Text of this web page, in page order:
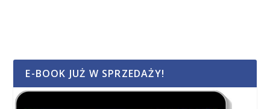
E-BOOK JUŻ W SPRZEDAŻY!